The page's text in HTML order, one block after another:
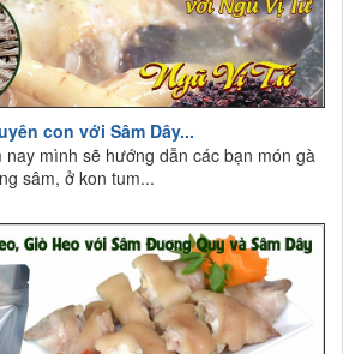
con với Sâm Dây...
mình sẽ hướng dẫn các bạn món gà
sâm, ở kon tum...